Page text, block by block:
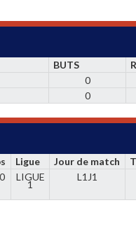
BUTS
0
0
Ligue Jour de match
LIGUE
1
L1J1